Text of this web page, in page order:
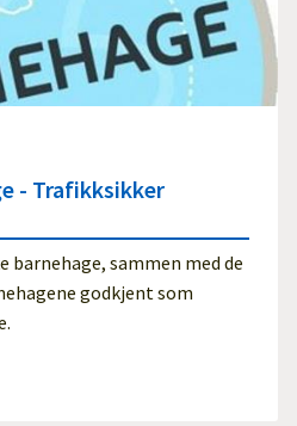
- Trafikksikker
barnehage, sammen med de
godkjent som